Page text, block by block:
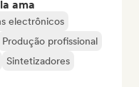
ama
electrônicos
Produção profissional
Sintetizadores